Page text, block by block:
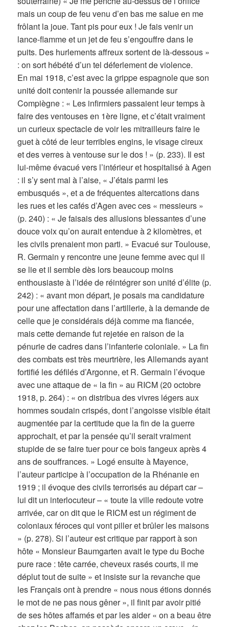
mais un coup de feu venu d’en bas me salue en me
frôlant la joue. Tant pis pour eux ! Je fais venir un
lance-flamme et un jet de feu s’engouffre dans le
puits. Des hurlements affreux sortent de là-dessous »
: on sort hébété d’un tel déferlement de violence.
En mai 1918, c’est avec la grippe espagnole que son
unité doit contenir la poussée allemande sur
Compiègne : « Les infirmiers passaient leur temps à
faire des ventouses en 1ère ligne, et c’était vraiment
un curieux spectacle de voir les mitrailleurs faire le
guet à côté de leur terribles engins, le visage cireux
et des verres à ventouse sur le dos ! » (p. 233). Il est
lui-même évacué vers l’intérieur et hospitalisé à Agen
: il s’y sent mal à l’aise, « J’étais parmi les
embusqués », et a de fréquentes altercations dans
les rues et les cafés d’Agen avec ces « messieurs »
(p. 240) : « Je faisais des allusions blessantes d’une
douce voix qu’on aurait entendue à 2 kilomètres, et
les civils prenaient mon parti. » Evacué sur Toulouse,
R. Germain y rencontre une jeune femme avec qui il
se lie et il semble dès lors beaucoup moins
enthousiaste à l’idée de réintégrer son unité d’élite (p.
242) : « avant mon départ, je posais ma candidature
pour une affectation dans l’artillerie, à la demande de
celle que je considérais déjà comme ma fiancée,
mais cette demande fut rejetée en raison de la
pénurie de cadres dans l’infanterie coloniale. » La fin
des combats est très meurtrière, les Allemands ayant
fortifié les défilés d’Argonne, et R. Germain l’évoque
avec une attaque de « la fin » au RICM (20 octobre
1918, p. 264) : « on distribua des vivres légers aux
hommes soudain crispés, dont l’angoisse visible était
augmentée par la certitude que la fin de la guerre
approchait, et par la pensée qu’il serait vraiment
stupide de se faire tuer pour ce bois fangeux après 4
ans de souffrances. » Logé ensuite à Mayence,
l’auteur participe à l’occupation de la Rhénanie en
1919 ; il évoque des civils terrorisés au départ car –
lui dit un interlocuteur – « toute la ville redoute votre
arrivée, car on dit que le RICM est un régiment de
coloniaux féroces qui vont piller et brûler les maisons
» (p. 278). Si l’auteur est critique par rapport à son
hôte « Monsieur Baumgarten avait le type du Boche
pure race : tête carrée, cheveux rasés courts, il me
déplut tout de suite » et insiste sur la revanche que
les Français ont à prendre « nous nous étions donnés
le mot de ne pas nous gêner », il finit par avoir pitié
de ses hôtes affamés et par les aider « on a beau être